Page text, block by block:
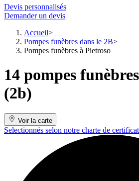
Devis personnalisés
Demander un devis
Accueil
Pompes funèbres dans le 2B
Pompes funèbres à Pietroso
14 pompes
(2b)
Voir la carte
Selectionnés selon notre charte de